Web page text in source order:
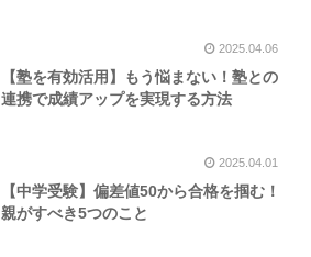
2025.04.06
【塾を有効活用】もう悩まない！塾との
連携で成績アップを実現する方法
2025.04.01
【中学受験】偏差値50から合格を掴む！
親がすべき5つのこと